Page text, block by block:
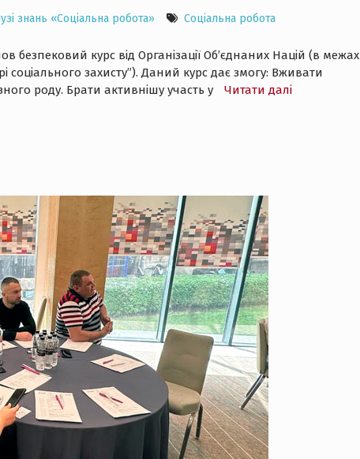
знань «Соціальна робота» Соціальна робота
безпековий курс від Організації Об’єднаних Націй (в межах
захисту”). Даний курс дає змогу: Вживати
роду. Брати активнішу участь у
Читати далі